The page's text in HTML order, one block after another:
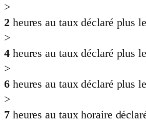
>
2 heures au taux déclaré plus
>
4heures au taux déclaré plus
>
6heures au taux déclaré plus
>
7heures au taux horaire